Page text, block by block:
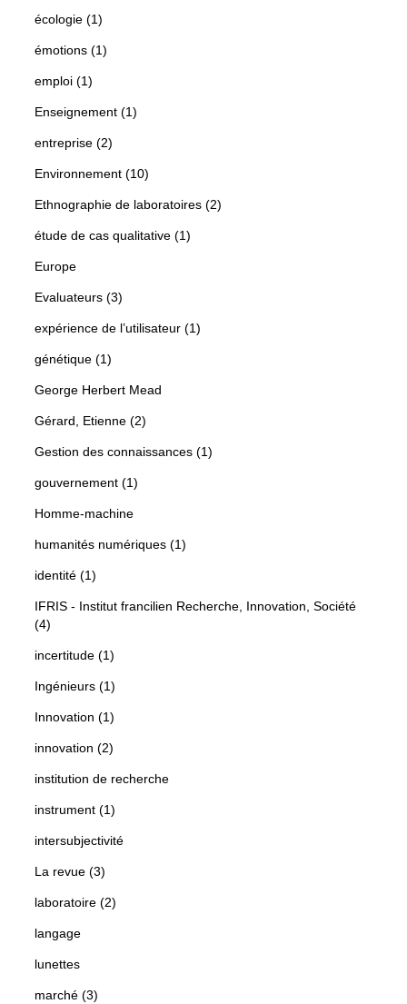
écologie (1)
émotions (1)
emploi (1)
Enseignement (1)
entreprise (2)
Environnement (10)
Ethnographie de laboratoires (2)
étude de cas qualitative (1)
Europe
Evaluateurs (3)
expérience de l’utilisateur (1)
génétique (1)
George Herbert Mead
Gérard, Etienne (2)
Gestion des connaissances (1)
gouvernement (1)
Homme-machine
humanités numériques (1)
identité (1)
IFRIS - Institut francilien Recherche, Innovation, Société
(4)
incertitude (1)
Ingénieurs (1)
Innovation (1)
innovation (2)
institution de recherche
instrument (1)
intersubjectivité
La revue (3)
laboratoire (2)
langage
lunettes
marché (3)